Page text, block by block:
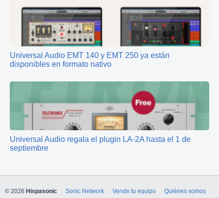
Universal Audio EMT 140 y EMT 250 ya están
disponibles en formato nativo
Universal Audio regala el plugin LA-2A hasta el 1 de
septiembre
© 2026 Hispasonic Sonic Network Vende tu equipo Quiénes somos